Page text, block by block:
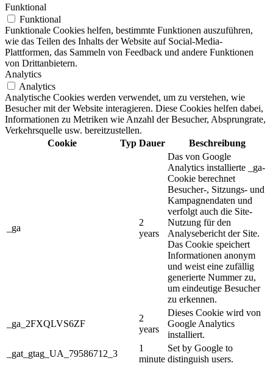
Funktional
Funktional
Funktionale Cookies helfen, bestimmte Funktionen auszuführen,
wie das Teilen des Inhalts der Website auf Social-Media-
Plattformen, das Sammeln von Feedback und andere Funktionen
von Drittanbietern.
Analytics
Analytics
Analytische Cookies werden verwendet, um zu verstehen, wie
Besucher mit der Website interagieren. Diese Cookies helfen dabei,
Informationen zu Metriken wie Anzahl der Besucher, Absprungrate,
Verkehrsquelle usw. bereitzustellen.
Cookie
Typ Dauer Beschreibung
_ga
2
years
Das von Google
Analytics installierte _ga-
Cookie berechnet
Besucher-, Sitzungs- und
Kampagnendaten und
verfolgt auch die Site-
Nutzung für den
Analysebericht der Site.
Das Cookie speichert
Informationen anonym
und weist eine zufällig
generierte Nummer zu,
um eindeutige Besucher
zu erkennen.
_ga_2FXQLVS6ZF
2
years
Dieses Cookie wird von
Google Analytics
installiert.
_gat_gtag_UA_79586712_3
1
minute
Set by Google to
distinguish users.